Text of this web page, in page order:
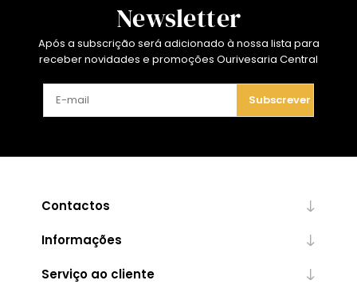
Newsletter
Após a subscrição será adicionado à nossa lista para
receber novidades e promoções Ourivesaria Central
Subscrever
Contactos
Informações
Serviço ao cliente